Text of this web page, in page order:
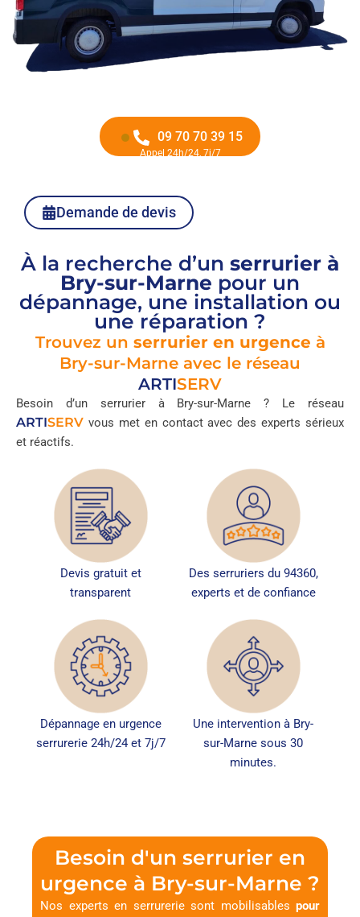
09 70 70 39 15
Appel 24h/24, 7j/7
Demande de devis
À la recherche d’un serrurier à
Bry-sur-Marne pour un
dépannage, une installation ou
une réparation ?
Trouvez un serrurier en urgence à
Bry-sur-Marne avec le réseau
ARTISERV
Besoin d’un serrurier à Bry-sur-Marne ? Le réseau
ARTISERV vous met en contact avec des experts sérieux
et réactifs.
Devis gratuit et
transparent
Des serruriers du 94360,
experts et de confiance
Dépannage en urgence
serrurerie 24h/24 et 7j/7
Une intervention à Bry-
sur-Marne sous 30
minutes.
Besoin d'un serrurier en
urgence à Bry-sur-Marne ?
Nos experts en serrurerie sont mobilisables pour